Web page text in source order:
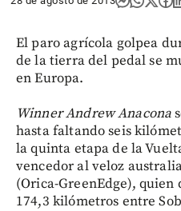
El paro agrícola golpea
de la tierra del pedal se
en Europa.
Winner Andrew Anacona
hasta faltando seis
la quinta etapa de la
vencedor al veloz
(Orica-GreenEdge), quien
174,3 kilómetros entre